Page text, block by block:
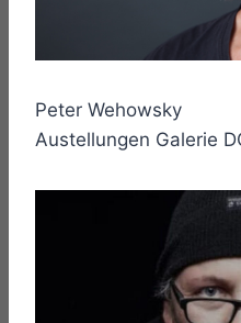
Peter Wehowsky
Austellungen Galerie